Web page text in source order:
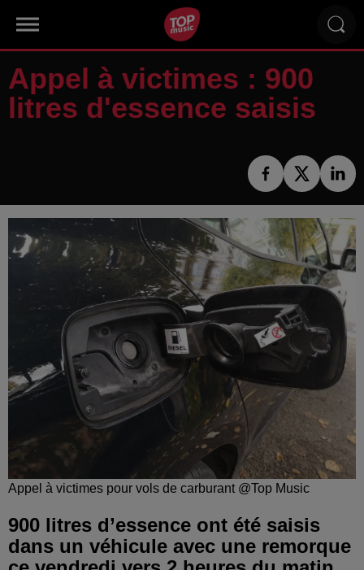
Appel à victimes : 900
litres d'essence saisis
Appel à victimes pour vols de carburant @Top Music
900 litres d’essence ont été saisis
dans un véhicule avec une remorque